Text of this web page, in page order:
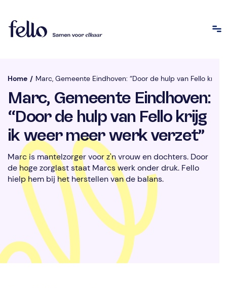
Home / Marc, Gemeente Eindhoven: “Door de hulp van Fello krijg
Marc, Gemeente Eindhoven:
“Door de hulp van Fello krijg
ik weer meer werk verzet”
Marc is mantelzorger voor z'n vrouw en dochters. Door
de hoge zorglast staat Marcs werk onder druk. Fello
hielp hem bij het herstellen van de balans.